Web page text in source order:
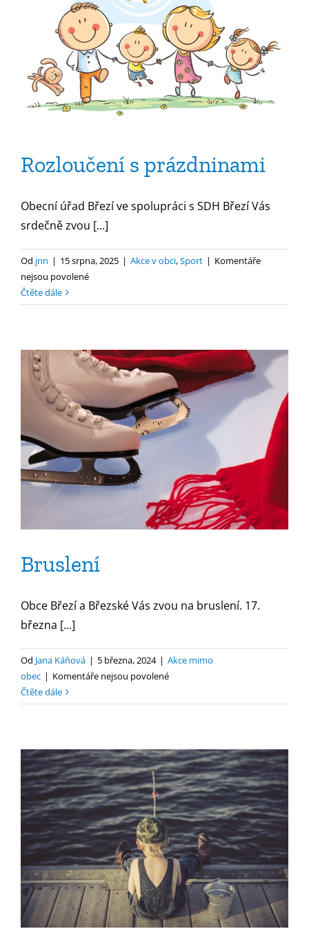
Rozloučení s prázdninami
Obecní úřad Březí ve spolupráci s SDH Březí Vás
srdečně zvou [...]
Od jnn | 15 srpna, 2025 | Akce v obci,Sport | Komentáře
nejsou povolenéu
s
s
prázdninami
Čtěte dále
Bruslení
Obce Březí a Březské Vás zvou na bruslení. 17.
března [...]
Od Jana Káňová | 5 března, 2024 | Akce mimo
obec | Komentáře nejsou povolenéu
s
Čtěte dále